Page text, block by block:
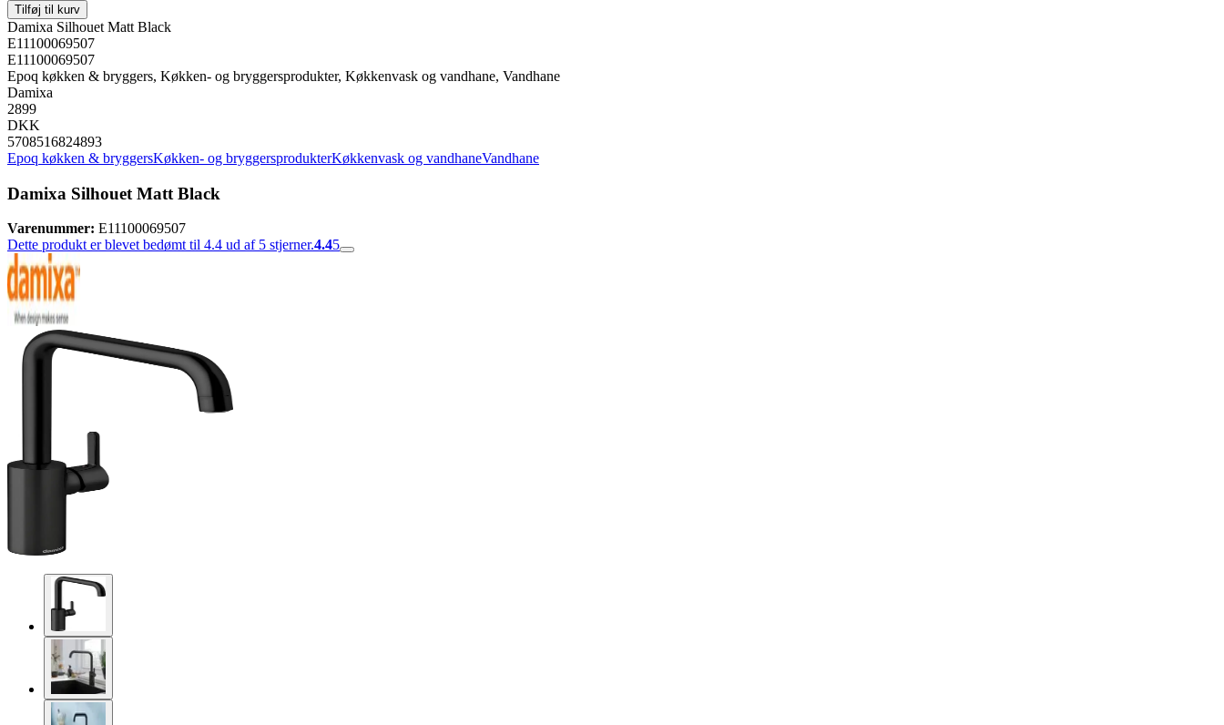
Tilføj til kurv
Damixa Silhouet Matt Black
E11100069507
E11100069507
Epoq køkken & bryggers, Køkken- og bryggersprodukter, Køkkenvask og vandhane, Vandhane
Damixa
2899
DKK
5708516824893
Epoq køkken & bryggersKøkken- og bryggersprodukterKøkkenvask og vandhaneVandhane
Damixa Silhouet Matt Black
Varenummer: E11100069507
Dette produkt er blevet bedømt til 4.4 ud af 5 stjerner.4.45